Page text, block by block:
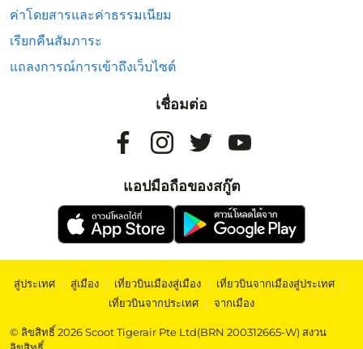
ค่าโดยสารและค่าธรรมเนียม
เรียกคืนสัมภาระ
แถลงการณ์การเข้าถึงเว็บไซต์
เชื่อมต่อ
แอปมือถือของสกู๊ต
สู่ประเทศ | สู่เมือง | เที่ยวบินเมืองสู่เมือง | เที่ยวบินจากเมืองสู่ประเทศ |
เที่ยวบินจากประเทศ | จากเมือง
© ลิขสิทธิ์ 2026 Scoot Tigerair Pte Ltd(BRN 200312665-W) สงวน